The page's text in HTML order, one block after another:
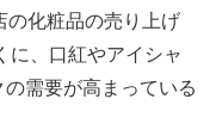
化粧品の売り上げ
に、口紅やアイシャ
需要が高まっている